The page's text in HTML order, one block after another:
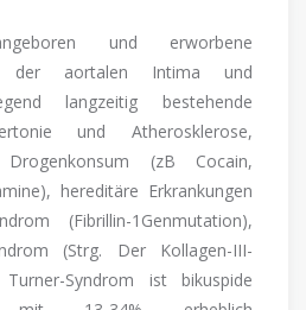
und erworbene
der aortalen Intima und
langzeitig bestehende
und Atherosklerose,
Drogenkonsum (zB Cocain,
hereditäre Erkrankungen
(Fibrillin-1Genmutation),
(Strg. Der Kollagen-III-
Syndrom ist bikuspide